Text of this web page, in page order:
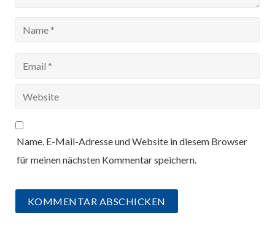
Name, E-Mail-Adresse und Website in diesem Browser
für meinen nächsten Kommentar speichern.